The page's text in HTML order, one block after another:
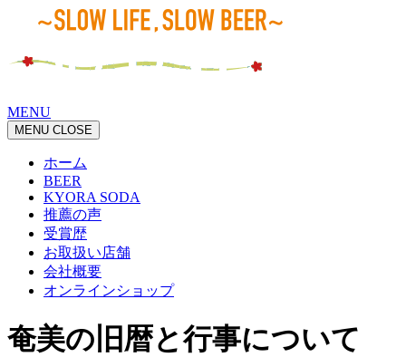
MENU
MENU CLOSE
ホーム
BEER
KYORA SODA
推薦の声
受賞歴
お取扱い店舗
会社概要
オンラインショップ
奄美の旧暦と行事について